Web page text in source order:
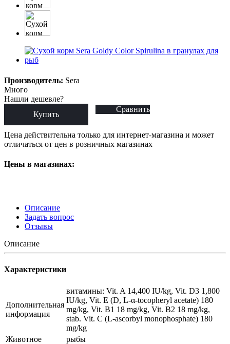
Производитель: Sera
Много
Нашли дешевле?
Купить
Сравнить
Цена действительна только для интернет-магазина и может
отличаться от цен в розничных магазинах
Цены в магазинах:
Описание
Задать вопрос
Отзывы
Описание
Характеристики
Дополнительная
информация
витамины: Vit. A 14,400 IU/kg, Vit. D3 1,800
IU/kg, Vit. E (D, L-α-tocopheryl acetate) 180
mg/kg, Vit. B1 18 mg/kg, Vit. B2 18 mg/kg,
stab. Vit. C (L-ascorbyl monophosphate) 180
mg/kg
Животное
рыбы